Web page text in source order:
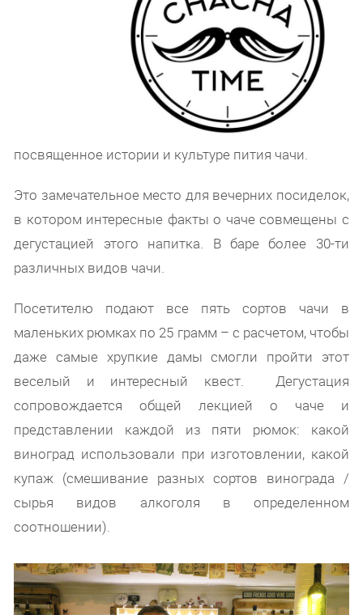
посвященное истории и культуре пития чачи.
Это замечательное место для вечерних посиделок,
в котором интересные факты о чаче совмещены с
дегустацией этого напитка. В баре более 30-ти
различных видов чачи.
Посетителю подают все пять сортов чачи в
маленьких рюмках по 25 грамм – с расчетом, чтобы
даже самые хрупкие дамы смогли пройти этот
веселый и интересный квест. Дегустация
сопровождается общей лекцией о чаче и
представлении каждой из пяти рюмок: какой
виноград использовали при изготовлении, какой
купаж (смешивание разных сортов винограда /
сырья видов алкоголя в определенном
соотношении).